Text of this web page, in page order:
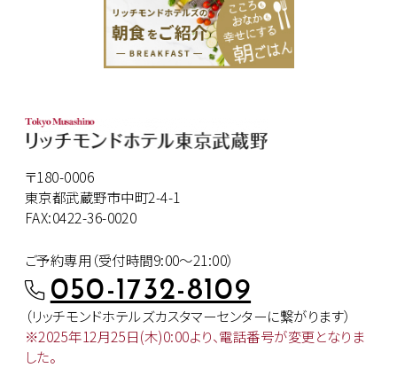
〒180-0006
東京都武蔵野市中町2-4-1
FAX:0422-36-0020
ご予約専用（受付時間9:00～21:00）
050-1732-8109
（リッチモンドホテルズカスタマーセンターに繋がります）
※2025年12月25日(木)0:00より、電話番号が変更となりま
した。